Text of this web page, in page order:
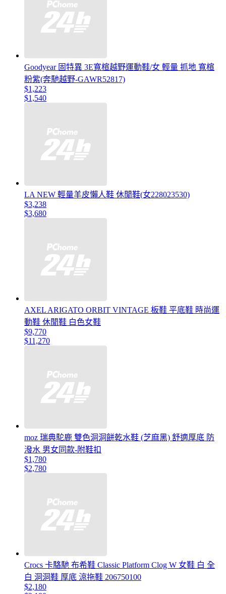
Goodyear 固特異 3E寬楦越野運動鞋/女 輕量 抓地 寬楦
粉紫(奔馳越野-GAWR52817)
$1,223
$1,540
LA NEW 輕量羊皮懶人鞋 休閒鞋(女228023530)
$3,238
$3,680
AXEL ARIGATO ORBIT VINTAGE 板鞋 平底鞋 時尚運
動鞋 休閒鞋 白色女鞋
$9,770
$11,270
moz 瑞典駝鹿 雙色洞洞餅乾水鞋 (芝麻黑) 舒適厚底 防
潑水 男女同款-附鞋扣
$1,780
$2,780
Crocs 卡駱馳 布希鞋 Classic Platform Clog W 女鞋 白 全
白 洞洞鞋 厚底 涼拖鞋 206750100
$2,180